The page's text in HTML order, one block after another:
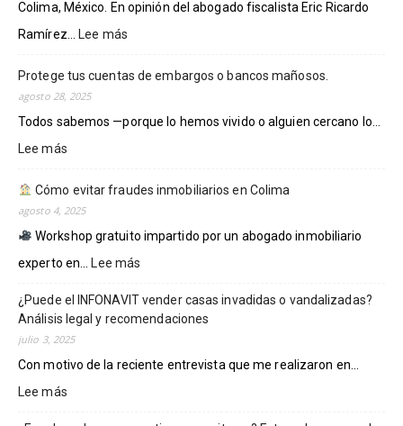
Colima, México. En opinión del abogado fiscalista Eric Ricardo
Ramírez...Lee más
DISMINUCIÓN
DE
EN
DEBE
PRIORIZAR
PREVENCIÓN:
Eric
Protege tus cuentas de embargos o bancos mañosos.
agosto 28, 2025
Todos sabemos —porque lo hemos vivido o alguien cercano lo...
Lee más
tus
cuentas
embargos
o
mañosos.
Cómo evitar fraudes inmobiliarios en Colima
agosto 4, 2025
Workshop gratuito impartido por un abogado inmobiliario
experto en...Lee más
Cómo
evitar
inmobiliarios
¿Puede el INFONAVIT vender casas invadidas o vandalizadas?
Análisis legal y recomendaciones
julio 3, 2025
Con motivo de la reciente entrevista que me realizaron en...
Lee más